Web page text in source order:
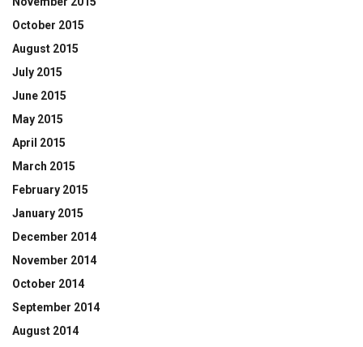
October 2015
August 2015
July 2015
June 2015
May 2015
April 2015
March 2015
February 2015
January 2015
December 2014
November 2014
October 2014
September 2014
August 2014